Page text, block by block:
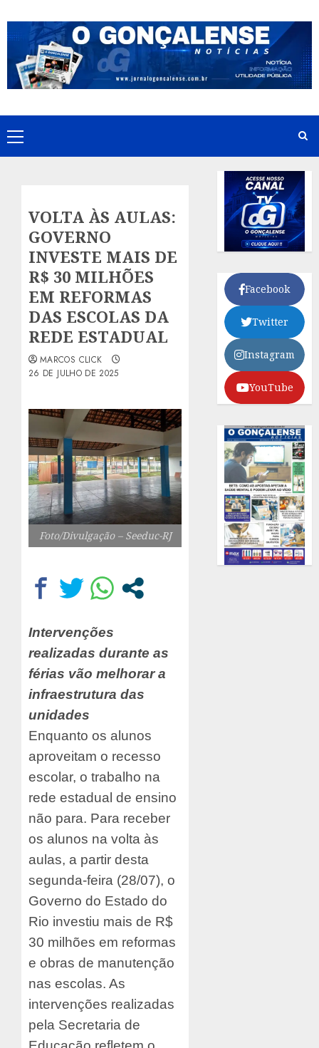
to
content
Primary
Menu
VOLTA ÀS AULAS:
GOVERNO
INVESTE MAIS DE
R$ 30 MILHÕES
EM REFORMAS
DAS ESCOLAS DA
REDE ESTADUAL
MARCOS CLICK
26 DE JULHO DE 2025
Foto/Divulgação – Seeduc-RJ
Intervenções
realizadas durante as
férias vão melhorar a
infraestrutura das
unidades
Enquanto os alunos
aproveitam o recesso
escolar, o trabalho na
rede estadual de ensino
não para. Para receber
os alunos na volta às
aulas, a partir desta
segunda-feira (28/07), o
Governo do Estado do
Rio investiu mais de R$
30 milhões em reformas
e obras de manutenção
nas escolas. As
intervenções realizadas
pela Secretaria de
Facebook
Twitter
Instagram
YouTube